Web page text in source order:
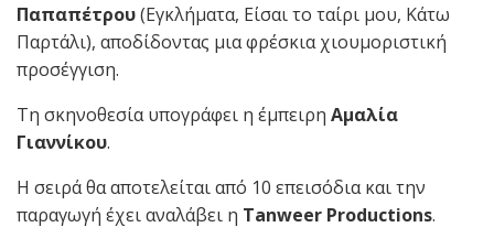
Παπαπέτρου(Εγκλήματα, Είσαι το ταίρι μου, Κάτω
Παρτάλι), αποδίδοντας μια φρέσκια χιουμοριστική
προσέγγιση.
Τη σκηνοθεσία υπογράφει η έμπειρη Αμαλία
Γιαννίκου.
Η σειρά θα αποτελείται από 10 επεισόδια και την
παραγωγή έχει αναλάβει η Tanweer Productions.